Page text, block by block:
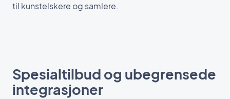
til kunstelskere og samlere.
Spesialtilbud og ubegrensede
integrasjoner